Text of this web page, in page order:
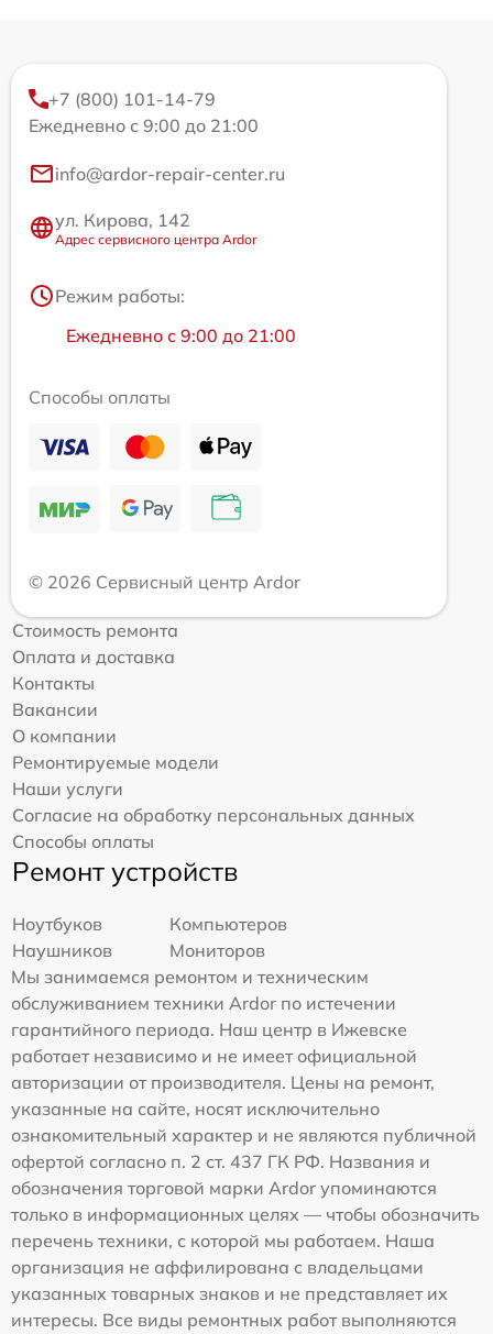
+7 (800) 101-14-79
Ежедневно с 9:00 до 21:00
info@ardor-repair-center.ru
ул. Кирова, 142
Адрес сервисного центра Ardor
Режим работы:
Ежедневно с 9:00 до 21:00
Способы оплаты
© 2026 Сервисный центр Ardor
Стоимость ремонта
Оплата и доставка
Контакты
Вакансии
О компании
Ремонтируемые модели
Наши услуги
Согласие на обработку персональных данных
Способы оплаты
Ремонт устройств
Ноутбуков
Компьютеров
Наушников
Мониторов
Мы занимаемся ремонтом и техническим
обслуживанием техники Ardor по истечении
гарантийного периода. Наш центр в Ижевске
работает независимо и не имеет официальной
авторизации от производителя. Цены на ремонт,
указанные на сайте, носят исключительно
ознакомительный характер и не являются публичной
офертой согласно п. 2 ст. 437 ГК РФ. Названия и
обозначения торговой марки Ardor упоминаются
только в информационных целях — чтобы обозначить
перечень техники, с которой мы работаем. Наша
организация не аффилирована с владельцами
указанных товарных знаков и не представляет их
интересы. Все виды ремонтных работ выполняются